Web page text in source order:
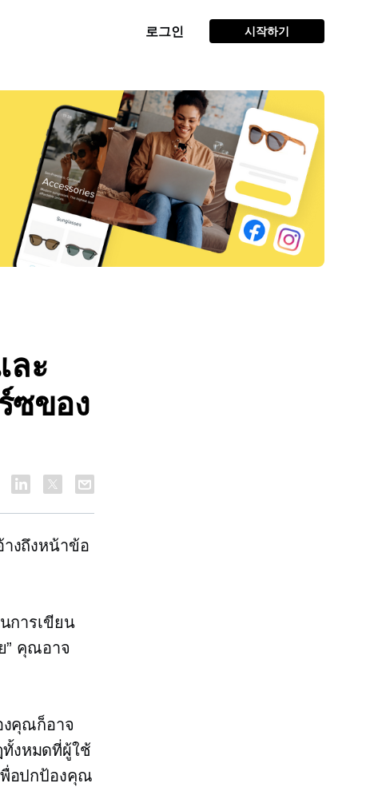
로그인 시작하기
ละ
ซของ
งถึงหน้าข้อ
การเขียน
” คุณอาจ
งคุณก็อาจ
งหมดที่ผู้ใช้
พื่อปกป้องคุณ